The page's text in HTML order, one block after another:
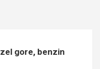
gore, benzin